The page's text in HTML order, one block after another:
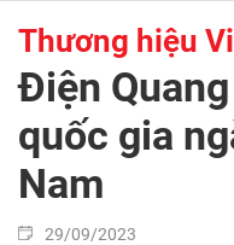
Thương hiệu
Điện
quốc gia
Nam
29/09/2023